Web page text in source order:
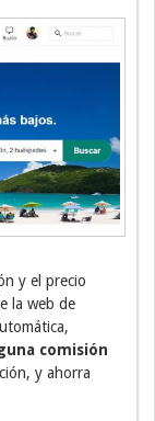
y el precio
la web de
comisión
y ahorra